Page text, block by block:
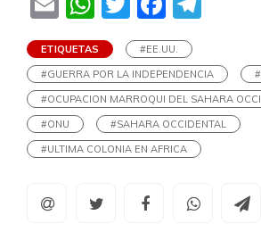
ETIQUETAS
#EE.UU.
#GUERRA POR LA INDEPENDENCIA
#OCUPACION MARROQUI DEL SAHARA
#ONU
#SAHARA OCCIDENTAL
#ULTIMA COLONIA EN AFRICA